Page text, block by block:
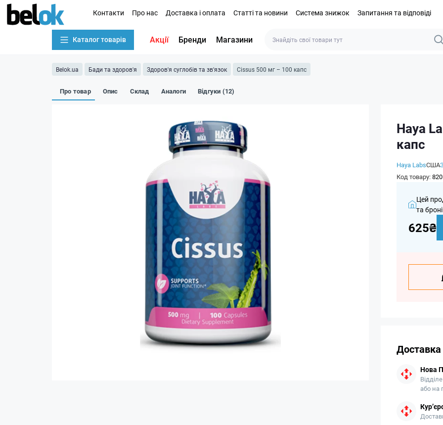
Контакти Про нас Доставка і оплата Статті та новини Система знижок Запитання та відповіді
Каталог товарів Акції Бренди Магазини
Belok.ua Бади та здоров'я Здоров'я суглобів та зв'язок Cissus 500 мг – 100 капс
Про товар Опис Склад Аналоги Відгуки (12)
Haya
капс
Haya LabsСША
Код товару:
Цей
та
625₴
Доставка
Нова
або на